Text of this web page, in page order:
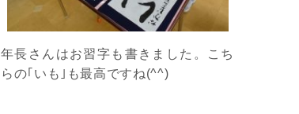
年長さんはお習字も書きました。こち
らの｢いも｣も最高ですね(^^)